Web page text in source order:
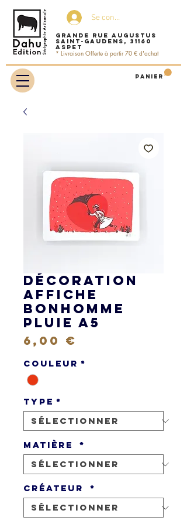
Panier
Grande rue Augustus
Saint-Gaudens, 31160
ASPET
* Livraison Offerte à partir 70 € d'achat
Se connecter
Décoration
Affiche
Bonhomme
Pluie A5
6,00 €
Couleur *
Type *
Matière *
Créateur *